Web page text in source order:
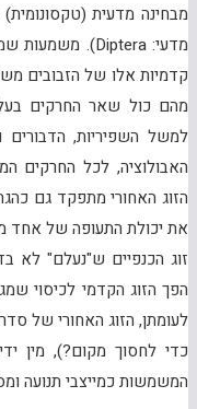
מבחינה מדעית
מדעי:Diptera). משמעות
קדמיות אלו של הזבובים
מהם כול שאר החרקים
למשל השפיריות, הדבורים
האבולוציה, לכל החרקים
הזוג האחורי מתפקד גם
את יכולת התעופה של אחד
זוג הכנפיים ש"נעלם" לא
הפך הזוג הקדמי לכיסוי
לעומתן, הזוג האחורי של
כדי לחסוך מקום?), מין
המשמשות כמייצבי תנועה